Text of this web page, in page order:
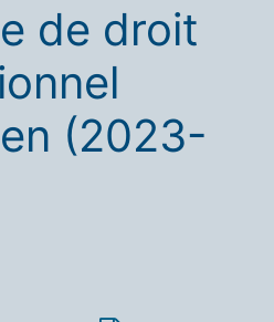
de droit
(2023-